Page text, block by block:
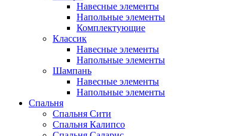
Навесные элементы
Напольные элементы
Комплектующие
Классик
Навесные элементы
Напольные элементы
Шампань
Навесные элементы
Напольные элементы
Спальня
Спальня Сити
Спальня Калипсо